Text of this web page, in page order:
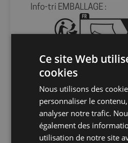
Info-tri EMBALLAGE :
de nos produits
Packaging sans
Nombre par
unité
1
Ce site Web
cookies
Nous utilisons des
personnaliser le
analyser notre trafic.
également des
utilisation de notre site